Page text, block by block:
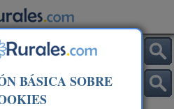
BÁSICA SOBRE